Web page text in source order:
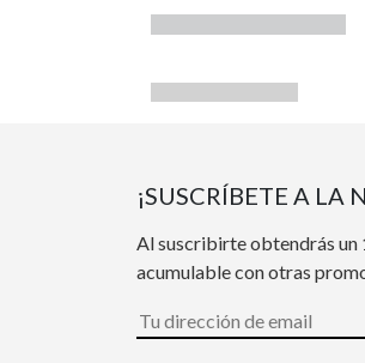
¡SUSCRÍBETE A LA
Al suscribirte obtendrás un
acumulable con otras